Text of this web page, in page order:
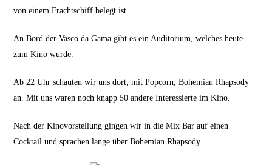
von einem Frachtschiff belegt ist.
An Bord der Vasco da Gama gibt es ein Auditorium, welches heute
zum Kino wurde.
Ab 22 Uhr schauten wir uns dort, mit Popcorn, Bohemian Rhapsody
an. Mit uns waren noch knapp 50 andere Interessierte im Kino.
Nach der Kinovorstellung gingen wir in die Mix Bar auf einen
Cocktail und sprachen lange über Bohemian Rhapsody.